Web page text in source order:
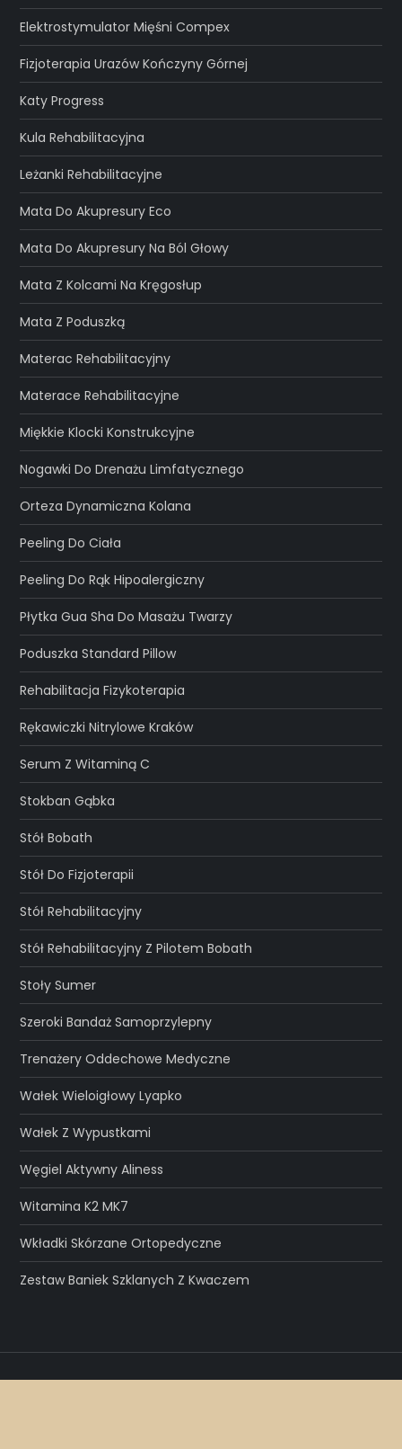
Elektrostymulator Mięśni Compex
Fizjoterapia Urazów Kończyny Górnej
Katy Progress
Kula Rehabilitacyjna
Leżanki Rehabilitacyjne
Mata Do Akupresury Eco
Mata Do Akupresury Na Ból Głowy
Mata Z Kolcami Na Kręgosłup
Mata Z Poduszką
Materac Rehabilitacyjny
Materace Rehabilitacyjne
Miękkie Klocki Konstrukcyjne
Nogawki Do Drenażu Limfatycznego
Orteza Dynamiczna Kolana
Peeling Do Ciała
Peeling Do Rąk Hipoalergiczny
Płytka Gua Sha Do Masażu Twarzy
Poduszka Standard Pillow
Rehabilitacja Fizykoterapia
Rękawiczki Nitrylowe Kraków
Serum Z Witaminą C
Stokban Gąbka
Stół Bobath
Stół Do Fizjoterapii
Stół Rehabilitacyjny
Stół Rehabilitacyjny Z Pilotem Bobath
Stoły Sumer
Szeroki Bandaż Samoprzylepny
Trenażery Oddechowe Medyczne
Wałek Wieloigłowy Lyapko
Wałek Z Wypustkami
Węgiel Aktywny Aliness
Witamina K2 MK7
Wkładki Skórzane Ortopedyczne
Zestaw Baniek Szklanych Z Kwaczem